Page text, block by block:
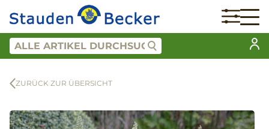
ZURÜCK ZUR ÜBERSICHT